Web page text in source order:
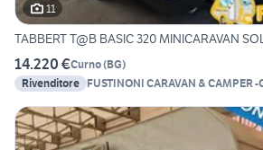
11
TABBERT T@B BASIC 320 MINICARAVAN
14.220 €Curno(BG)
Rivenditore FUSTINONI CARAVAN & CAMPER